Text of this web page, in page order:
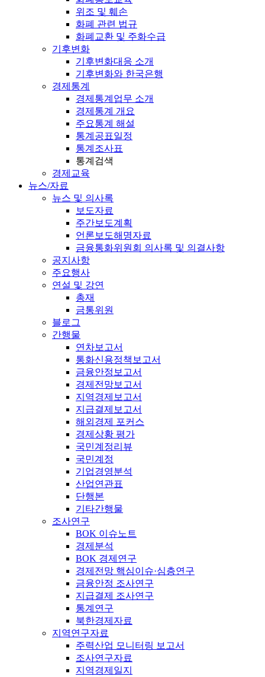
위조 및 훼손
화폐 관련 법규
화폐교환 및 주화수급
기후변화
기후변화대응 소개
기후변화와 한국은행
경제통계
경제통계업무 소개
경제통계 개요
주요통계 해설
통계공표일정
통계조사표
통계검색
경제교육
뉴스/자료
뉴스 및 의사록
보도자료
주간보도계획
언론보도해명자료
금융통화위원회 의사록 및 의결사항
공지사항
주요행사
연설 및 강연
총재
금통위원
블로그
간행물
연차보고서
통화신용정책보고서
금융안정보고서
경제전망보고서
지역경제보고서
지급결제보고서
해외경제 포커스
경제상황 평가
국민계정리뷰
국민계정
기업경영분석
산업연관표
단행본
기타간행물
조사연구
BOK 이슈노트
경제분석
BOK 경제연구
경제전망 핵심이슈·심층연구
금융안정 조사연구
지급결제 조사연구
통계연구
북한경제자료
지역연구자료
주력산업 모니터링 보고서
조사연구자료
지역경제일지